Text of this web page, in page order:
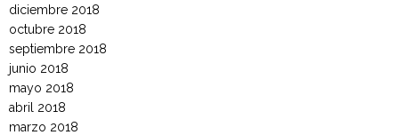
diciembre 2018
octubre 2018
septiembre 2018
junio 2018
mayo 2018
abril 2018
marzo 2018